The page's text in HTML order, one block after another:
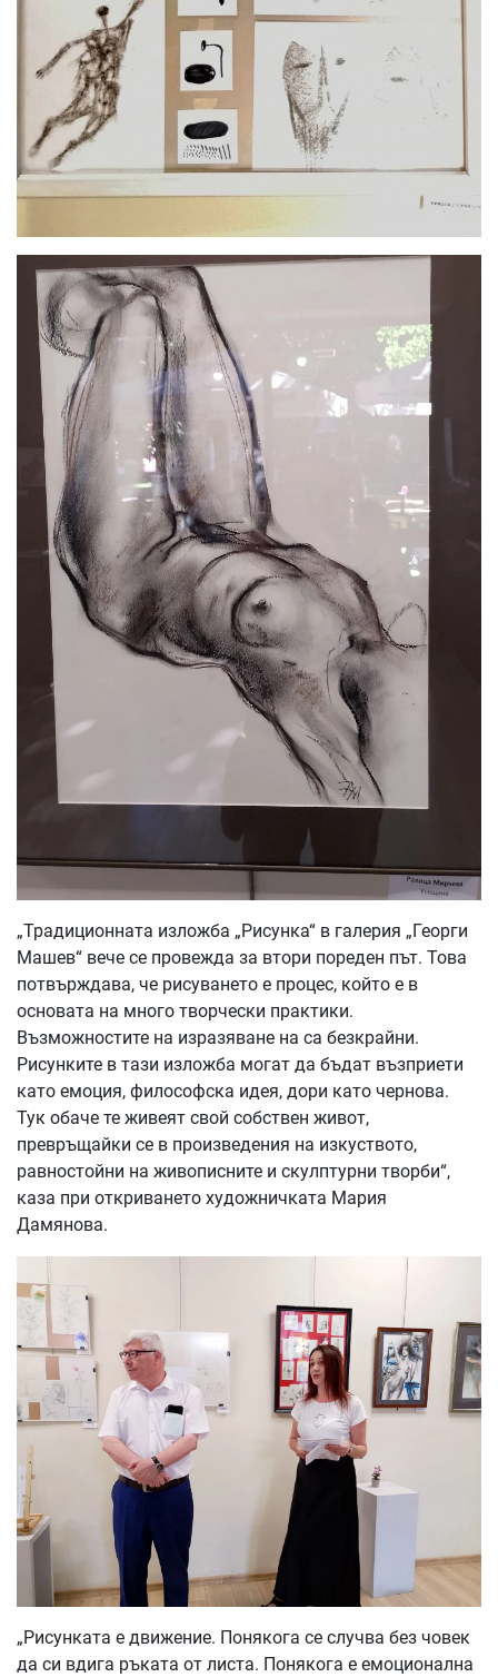
„Традиционната изложба „Рисунка“ в галерия „Георги
Машев“ вече се провежда за втори пореден път. Това
потвърждава, че рисуването е процес, който е в
основата на много творчески практики.
Възможностите на изразяване на са безкрайни.
Рисунките в тази изложба могат да бъдат възприети
като емоция, философска идея, дори като чернова.
Тук обаче те живеят свой собствен живот,
превръщайки се в произведения на изкуството,
равностойни на живописните и скулптурни творби“,
каза при откриването художничката Мария
Дамянова.
„Рисунката е движение. Понякога се случва без човек
да си вдига ръката от листа. Понякога е емоционална